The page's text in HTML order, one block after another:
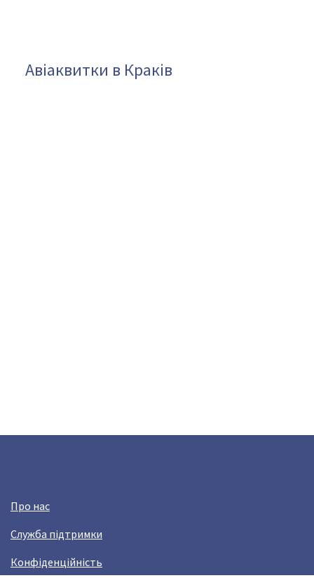
Авіаквитки в Краків
Про нас
Служба підтримки
Конфіденційність